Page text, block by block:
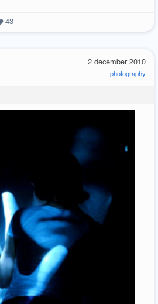
43
2 december 2010
photography